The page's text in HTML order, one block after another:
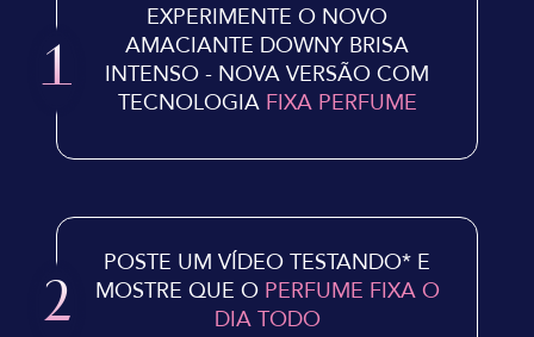
1
EXPERIMENTE O NOVO
AMACIANTE DOWNY BRISA
INTENSO - NOVA VERSÃO COM
TECNOLOGIA FIXA PERFUME
2
POSTE UM VÍDEO TESTANDO* E
MOSTRE QUE O PERFUME FIXA O
DIA TODO